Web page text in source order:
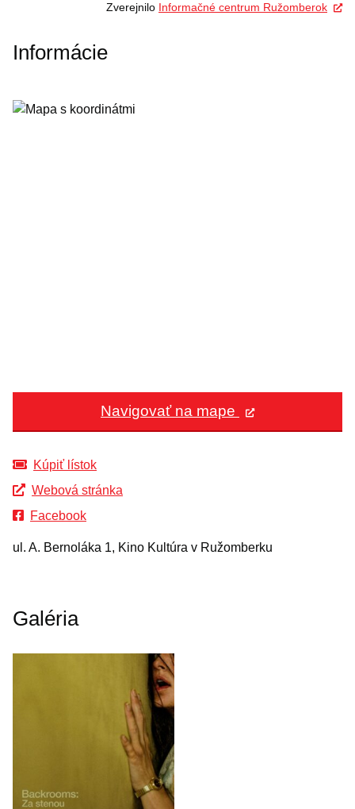
Zverejnilo Informačné centrum Ružomberok
Informácie
Navigovať na mape
Kúpiť lístok
Webová stránka
Facebook
ul. A. Bernoláka 1, Kino Kultúra v Ružomberku
Galéria